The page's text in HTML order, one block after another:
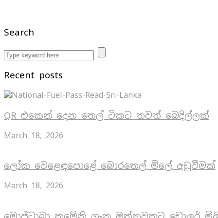
Search
Recent posts
QR එකෙන් දෙන තෙල් ටිකට තවත් බෙදිල්ලක්
March 18, 2026
ලෝක වෙළෙඳපොළේ බොරතෙල් මිලේ අඩුවීමක්
March 18, 2026